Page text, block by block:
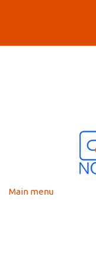
Main menu